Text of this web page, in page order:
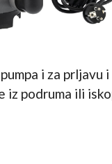
i za
iz podruma ili